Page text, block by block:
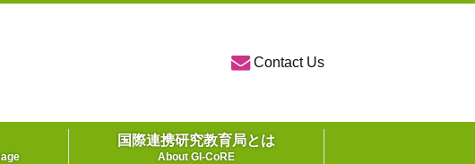
Contact Us
国際連携研究教育局とは
About GI-CoRE